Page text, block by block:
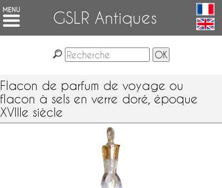
GSLR Antiques
Flacon de parfum de voyage ou
flacon à sels en verre doré, époque
XVIIIe siècle